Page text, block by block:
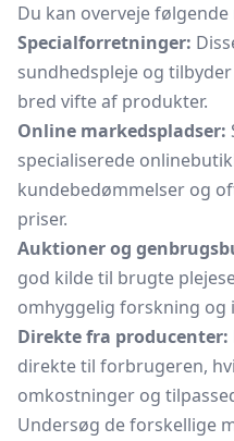
Du kan overveje
Specialforretninger:
sundhedspleje og
bred vifte af produkter.
Online markedspladser:
specialiserede
kundebedømmelser og
priser.
Auktioner og
god kilde til brugte
omhyggelig forskning og
Direkte fra producenter:
direkte til forbrugeren,
omkostninger og
Undersøg de forskellige